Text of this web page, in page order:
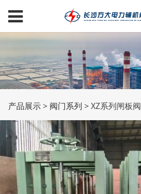
XZ系列闸板阀
产品展示> 阀门系列 >XZ系列闸板阀